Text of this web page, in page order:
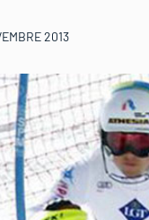
2013